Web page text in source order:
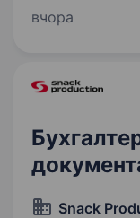
Ведення
вчора
Snack